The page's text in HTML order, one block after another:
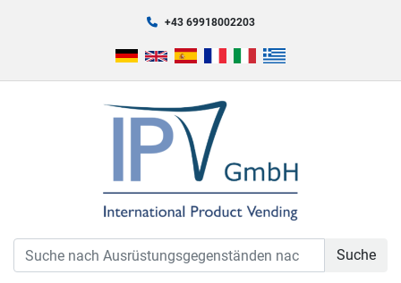
+43 69918002203
Suche